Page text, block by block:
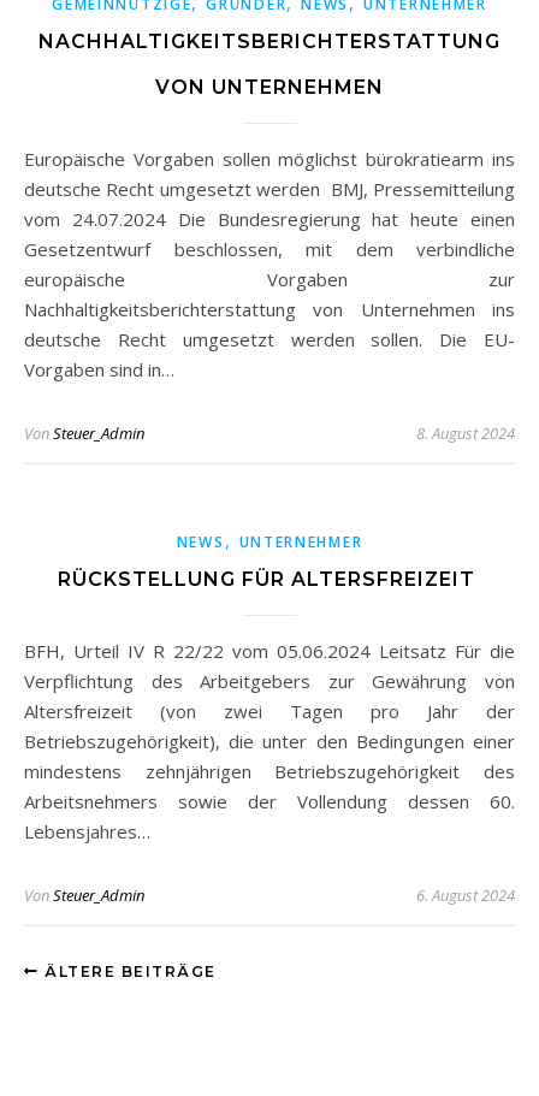
GEMEINNÜTZIGE GRÜNDER NEWS UNTERNEHMER
NACHHALTIGKEITSBERICHTERSTATTUNG
VON UNTERNEHMEN
Europäische Vorgaben sollen möglichst bürokratiearm ins
deutsche Recht umgesetzt werden BMJ, Pressemitteilung
vom 24.07.2024 Die Bundesregierung hat heute einen
Gesetzentwurf beschlossen, mit dem verbindliche
europäische Vorgaben zur
Nachhaltigkeitsberichterstattung von Unternehmen ins
deutsche Recht umgesetzt werden sollen. Die EU-
Vorgaben sind in…
VonSteuer_Admin 8. August 2024
NEWS , UNTERNEHMER
RÜCKSTELLUNG FÜR ALTERSFREIZEIT
BFH, Urteil IV R 22/22 vom 05.06.2024 Leitsatz Für die
Verpflichtung des Arbeitgebers zur Gewährung von
Altersfreizeit (von zwei Tagen pro Jahr der
Betriebszugehörigkeit), die unter den Bedingungen einer
mindestens zehnjährigen Betriebszugehörigkeit des
Arbeitsnehmers sowie der Vollendung dessen 60.
Lebensjahres…
VonSteuer_Admin 6. August 2024
ÄLTERE BEITRÄGE